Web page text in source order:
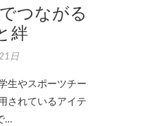
つながる
絆
日
生やスポーツチー
されているアイテ
…